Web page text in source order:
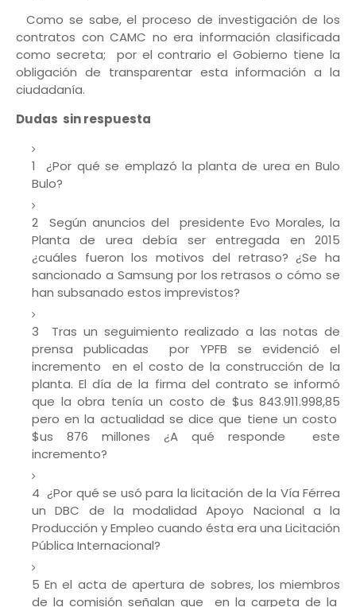
Como se sabe, el proceso de investigación de los
contratos con CAMC no era información clasificada
como secreta; por el contrario el Gobierno tiene la
obligación de transparentar esta información a la
ciudadanía.
Dudas sin respuesta
1 ¿Por qué se emplazó la planta de urea en Bulo
Bulo?
2 Según anuncios del presidente Evo Morales, la
Planta de urea debía ser entregada en 2015
¿cuáles fueron los motivos del retraso? ¿Se ha
sancionado a Samsung por los retrasos o cómo se
han subsanado estos imprevistos?
3 Tras un seguimiento realizado a las notas de
prensa publicadas por YPFB se evidenció el
incremento en el costo de la construcción de la
planta. El día de la firma del contrato se informó
que la obra tenía un costo de $us 843.911.998,85
pero en la actualidad se dice que tiene un costo
$us 876 millones ¿A qué responde este
incremento?
4 ¿Por qué se usó para la licitación de la Vía Férrea
un DBC de la modalidad Apoyo Nacional a la
Producción y Empleo cuando ésta era una Licitación
Pública Internacional?
5 En el acta de apertura de sobres, los miembros
de la comisión señalan que en la carpeta de la